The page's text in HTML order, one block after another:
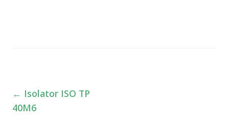
Innleggsnavigasjon
← Isolator ISO TP
40M6